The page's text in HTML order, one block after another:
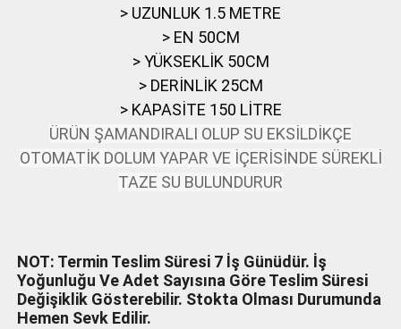
> UZUNLUK 1.5 METRE
> EN 50CM
> YÜKSEKLİK 50CM
> DERİNLİK 25CM
> KAPASİTE 150 LİTRE
ÜRÜN ŞAMANDIRALI OLUP SU EKSİLDİKÇE
OTOMATİK DOLUM YAPAR VE İÇERİSİNDE SÜREKLİ
TAZE SU BULUNDURUR
NOT: Termin Teslim Süresi 7 İş Günüdür. İş
Yoğunluğu Ve Adet Sayısına Göre Teslim Süresi
Değişiklik Gösterebilir. Stokta Olması Durumunda
Hemen Sevk Edilir.